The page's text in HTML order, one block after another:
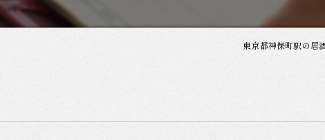
東京都神保町駅の居